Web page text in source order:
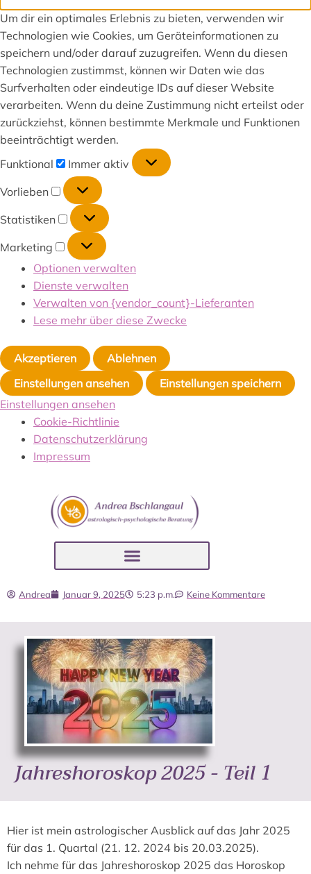
Um dir ein optimales Erlebnis zu bieten, verwenden wir
Technologien wie Cookies, um Geräteinformationen zu
speichern und/oder darauf zuzugreifen. Wenn du diesen
Technologien zustimmst, können wir Daten wie das
Surfverhalten oder eindeutige IDs auf dieser Website
verarbeiten. Wenn du deine Zustimmung nicht erteilst oder
zurückziehst, können bestimmte Merkmale und Funktionen
beeinträchtigt werden.
Funktional
Immer aktiv
Vorlieben
Statistiken
Marketing
Optionen verwalten
Dienste verwalten
Verwalten von {vendor_count}-Lieferanten
Lese mehr über diese Zwecke
Akzeptieren
Ablehnen
Einstellungen ansehen
Einstellungen speichern
Einstellungen ansehen
Cookie-Richtlinie
Datenschutzerklärung
Impressum
Andrea Januar 9, 2025 5:23 p.m. Keine Kommentare
Jahreshoroskop 2025 - Teil 1
Hier ist mein astrologischer Ausblick auf das Jahr 2025
für das 1. Quartal (21. 12. 2024 bis 20.03.2025).
Ich nehme für das Jahreshoroskop 2025 das Horoskop